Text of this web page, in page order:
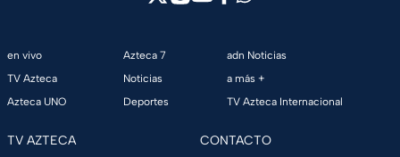
en vivo
TV Azteca
Azteca UNO
Azteca 7
Noticias
Deportes
adn Noticias
a más +
TV Azteca Internacional
TV AZTECA CONTACTO